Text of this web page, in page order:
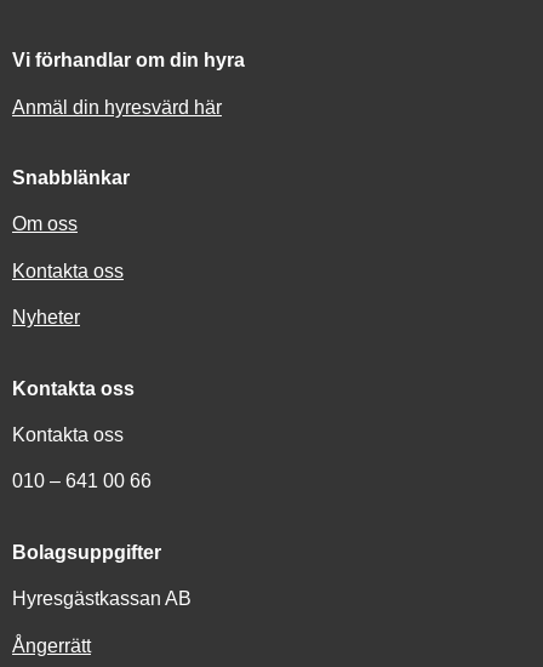
Vi förhandlar om din hyra
Anmäl din hyresvärd här
Snabblänkar
Om oss
Kontakta oss
Nyheter
Kontakta oss
Kontakta oss
010 – 641 00 66
Bolagsuppgifter
Hyresgästkassan AB
Ångerrätt